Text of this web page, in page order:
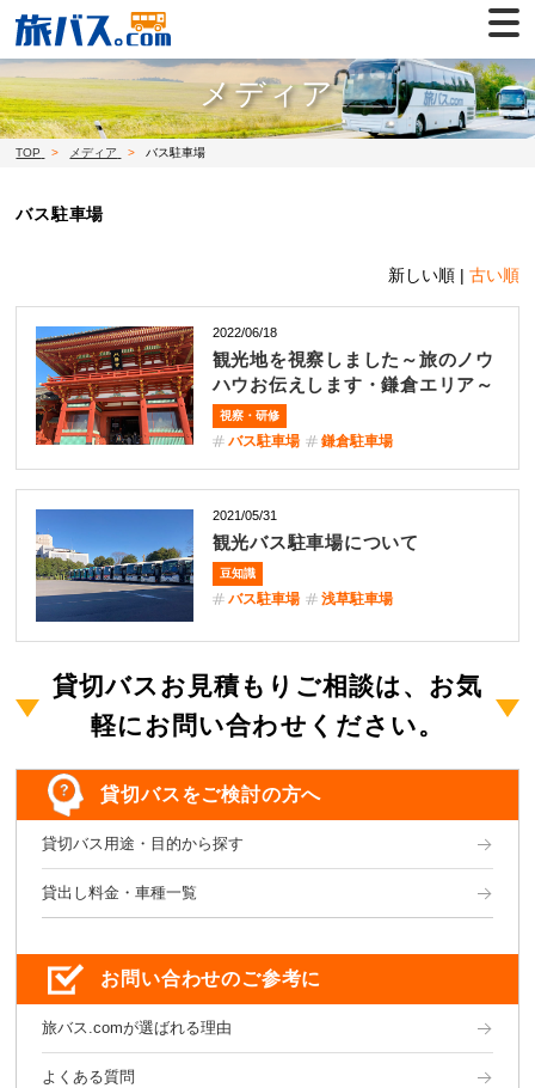
メディア
TOP メディア バス駐車場
バス駐車場
新しい順 | 古い順
2022/06/18
観光地を視察しました～旅のノウ
ハウお伝えします・鎌倉エリア～
視察・研修
バス駐車場 鎌倉駐車場
2021/05/31
観光バス駐車場について
豆知識
バス駐車場 浅草駐車場
貸切バスお見積もりご相談は、お気
軽にお問い合わせください。
貸切バスをご検討の方へ
貸切バス用途・目的から探す
貸出し料金・車種一覧
お問い合わせのご参考に
旅バス.comが選ばれる理由
よくある質問